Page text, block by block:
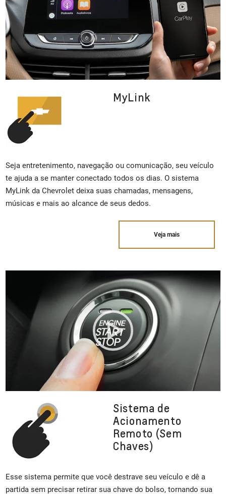
MyLink
Seja entretenimento, navegação ou comunicação, seu veículo
te ajuda a se manter conectado todos os dias. O sistema
MyLink da Chevrolet deixa suas chamadas, mensagens,
músicas e mais ao alcance de seus dedos.
Veja mais
Sistema de
Acionamento
Remoto (Sem
Chaves)
Esse sistema permite que você destrave seu veículo e dê a
partida sem precisar retirar sua chave do bolso, tornando sua